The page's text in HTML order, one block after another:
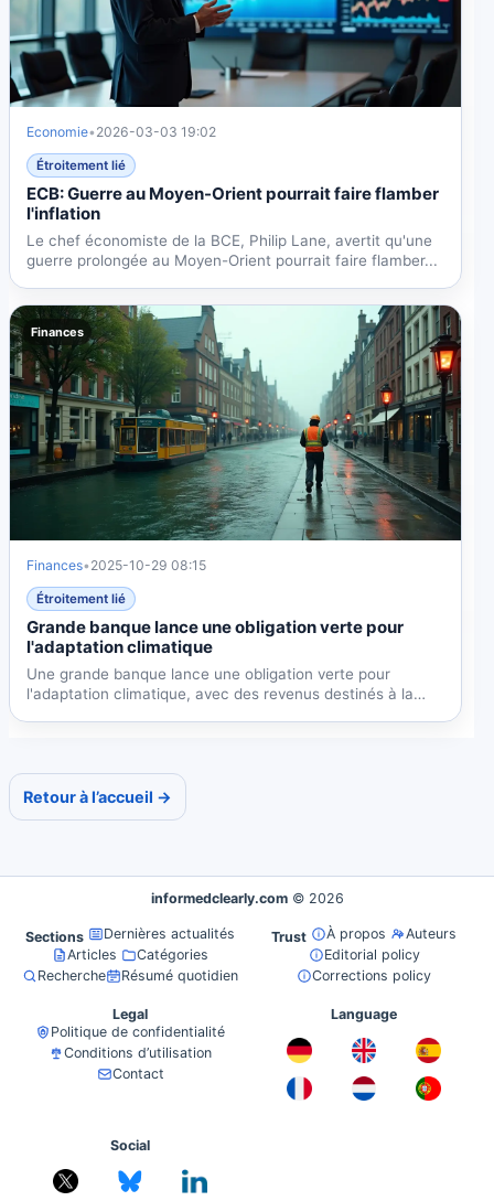
Economie• 2026-03-03 19:02
Étroitement lié
ECB: Guerre au Moyen-Orient pourrait faire flamber
l'inflation
Le chef économiste de la BCE, Philip Lane, avertit qu'une
guerre prolongée au Moyen-Orient pourrait faire flamber...
Finances
Finances• 2025-10-29 08:15
Étroitement lié
Grande banque lance une obligation verte pour
l'adaptation climatique
Une grande banque lance une obligation verte pour
l'adaptation climatique, avec des revenus destinés à la
Retour à l’accueil →
informedclearly.com © 2026
Sections
Dernières actualités
Articles
Catégories
Recherche
Résumé quotidien
Trust À propos
Auteurs
Editorial policy
Corrections policy
Legal
Politique de confidentialité
Conditions d’utilisation
Contact
Language
Social